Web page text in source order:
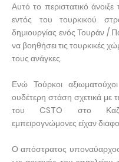
Αυτό το περιστατικό
εντός του τουρκικού
δημιουργίας ενός Τουράν /
να βοηθήσει τις τουρκικές
τους ανάγκες.
Ενώ Τούρκοι
ουδέτερη στάση σχετικά με
του CSTO στο
εμπειρογνώμονες είχαν
Ο απόστρατος